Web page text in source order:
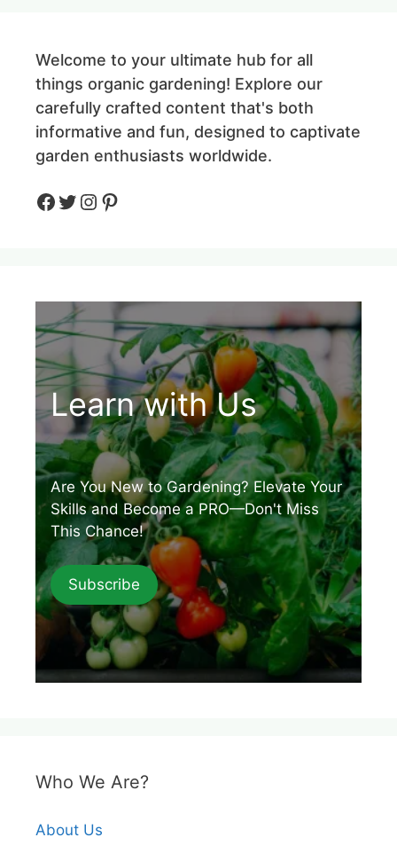
Welcome to your ultimate hub for all
things organic gardening! Explore our
carefully crafted content that's both
informative and fun, designed to captivate
garden enthusiasts worldwide.
Facebook
Twitter
Instagram
Pinteres
Learn with Us
Are You New to Gardening? Elevate Your
Skills and Become a PRO—Don't Miss
This Chance!
Subscribe
Who We Are?
About Us